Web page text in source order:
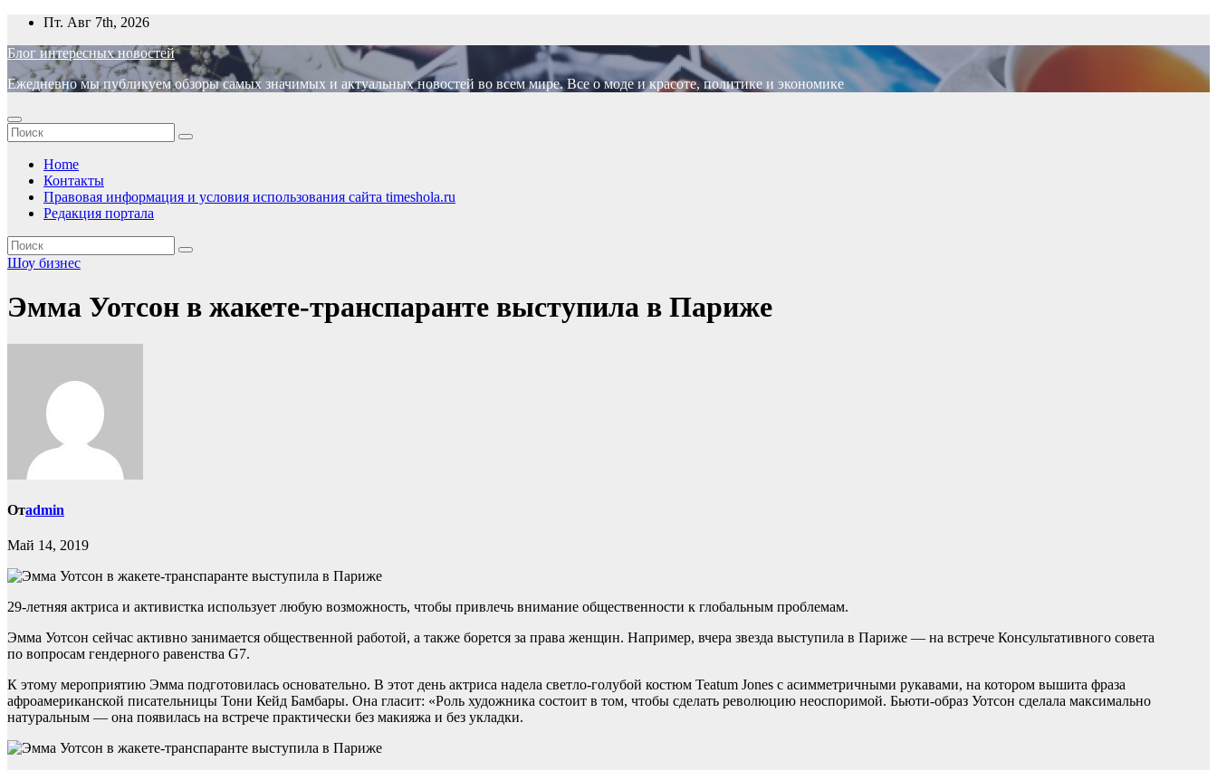
Перейти
содержимому
Пт. Авг 7th, 2026
Блог интересных новостей
Ежедневно мы публикуем обзоры самых значимых и актуальных новостей во всем мире. Все о моде и красоте, политике и экономике
Home
Контакты
Правовая информация и условия использования сайта timeshola.ru
Редакция портала
Шоу бизнес
Эмма Уотсон в жакете-транспаранте выступила в Париже
Отadmin
Май 14, 2019
29-летняя актриса и активистка использует любую возможность, чтобы привлечь внимание общественности к глобальным проблемам.
Эмма Уотсон сейчас активно занимается общественной работой, а также борется за права женщин. Например, вчера звезда выступила в Париже — на встрече Консультативного совета
по вопросам гендерного равенства G7.
К этому мероприятию Эмма подготовилась основательно. В этот день актриса надела светло-голубой костюм Teatum Jones c асимметричными рукавами, на котором вышита фраза
афроамериканской писательницы Тони Кейд Бамбары. Она гласит: «Роль художника состоит в том, чтобы сделать революцию неоспоримой. Бьюти-образ Уотсон сделала максимально
натуральным — она появилась на встрече практически без макияжа и без укладки.